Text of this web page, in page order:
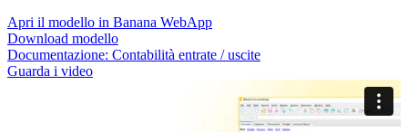
Apri il modello in Banana WebApp
Download modello
Documentazione: Contabilità entrate / uscite
Guarda i video